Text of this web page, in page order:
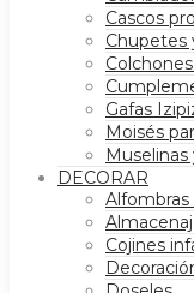
Cascos
Chupetes
Gafas
Moisés
DECORAR
Cojines